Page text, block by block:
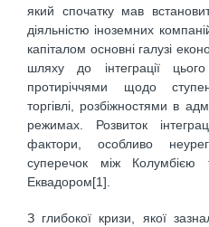
який спочатку мав
діяльністю іноземних
капіталом основні галузі
шляху до інтеграції
протиріччями щодо
торгівлі, розбіжностями в
режимах. Розвиток
фактори, особливо
суперечок між
Еквадором[1].
З глибокої кризи, якої